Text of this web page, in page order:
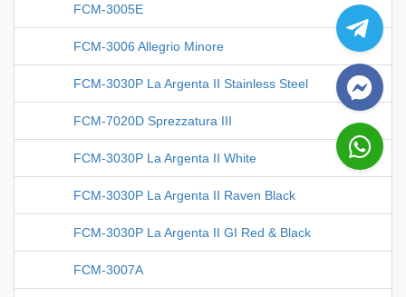
FCM-3005E
FCM-3006 Allegrio Minore
FCM-3030P La Argenta II Stainless Steel
FCM-7020D Sprezzatura III
FCM-3030P La Argenta II White
FCM-3030P La Argenta II Raven Black
FCM-3030P La Argenta II GI Red & Black
FCM-3007A